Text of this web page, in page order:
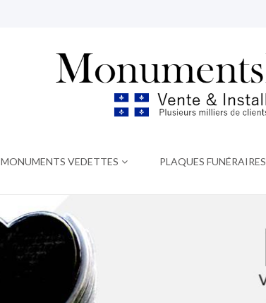
MONUMENTS VEDETTES PLAQUES FUNÉRAIRES